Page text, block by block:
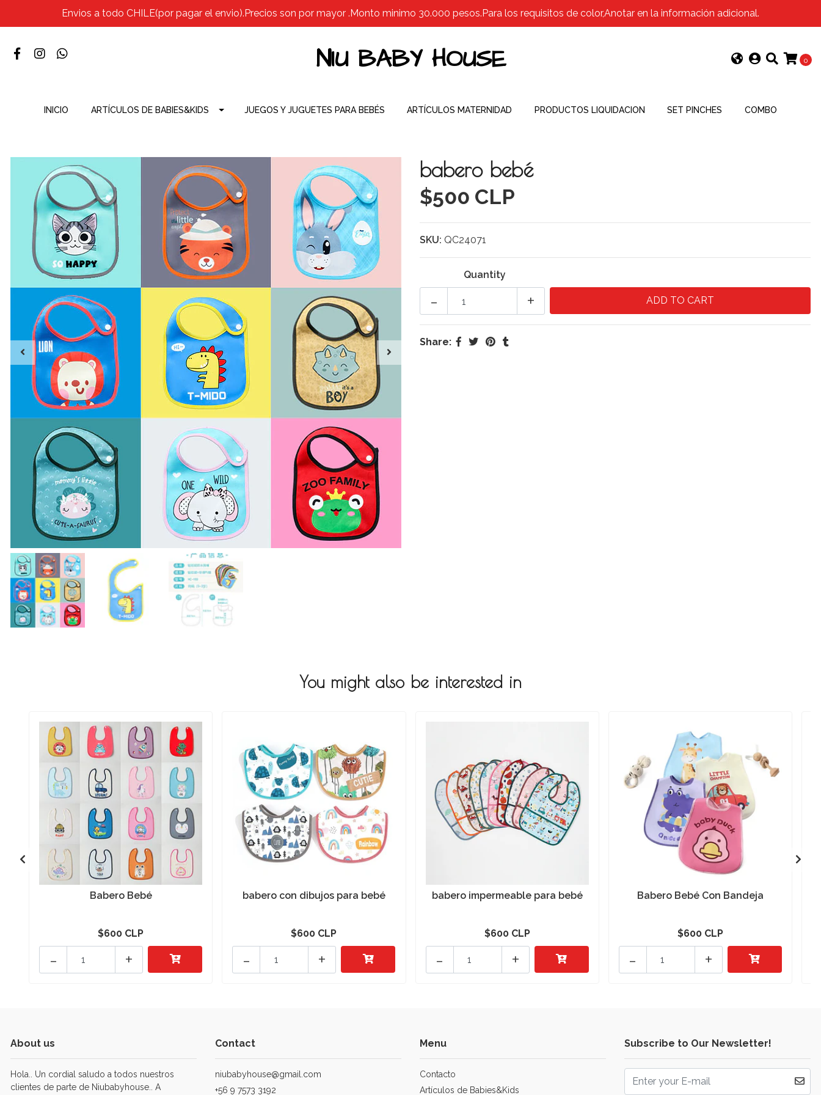
Envios a todo CHILE(por pagar el envio).Precios son por mayor .Monto minimo 30.000 pesos.Para los requisitos de color,Anotar en la información adicional.
NIU BABY HOUSE 0
INICIO ARTÍCULOS DE BABIES&KIDS JUEGOS Y JUGUETES PARA BEBÉS ARTÍCULOS MATERNIDAD PRODUCTOS LIQUIDACION SET PINCHES COMBO
babero bebé
$500 CLP
SKU: QC24071
Quantity
+
-
Share:
You might also be interested in
Babero Bebé
$600 CLP
+
-
babero con dibujos para bebé
$600 CLP
+
-
babero impermeable para bebé
$600 CLP
+
-
Babero Bebé Con Bandeja
$600 CLP
+
-
About us
Hola.. Un cordial saludo a todos nuestros
clientes de parte de Niubabyhouse.. A
Contact
niubabyhouse@gmail.com
+56 9 7573 3192
Menu
Contacto
Artículos de Babies&Kids
Subscribe to Our Newsletter!